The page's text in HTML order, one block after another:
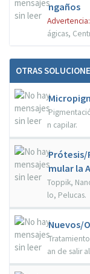
ngaños
ágicas,
OTRAS
n capilar.
Prótesis/
mular la
Toppik,
lo, Pelucas.
Nuevos/
an de salir